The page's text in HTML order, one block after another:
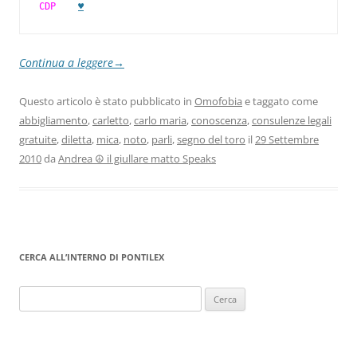
CDP ♥
Continua a leggere→
Questo articolo è stato pubblicato in Omofobia e taggato come
abbigliamento,carletto,carlo maria,conoscenza,consulenze legali
gratuite,diletta, mica, noto, parli,segno del toro il29 Settembre
2010da Andrea ☮ il giullare matto Speaks
CERCA ALL’INTERNO DI PONTILEX
per: